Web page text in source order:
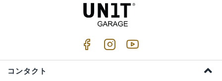
コンタクト